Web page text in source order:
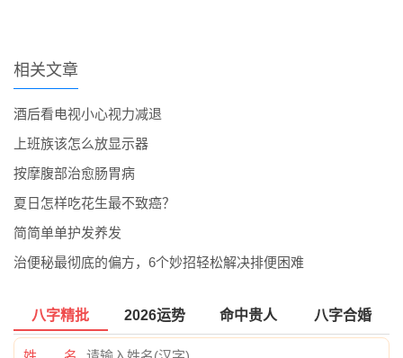
相关文章
酒后看电视小心视力减退
上班族该怎么放显示器
按摩腹部治愈肠胃病
夏日怎样吃花生最不致癌？
简简单单护发养发
治便秘最彻底的偏方，6个妙招轻松解决排便困难
八字精批 2026运势 命中贵人 八字合婚